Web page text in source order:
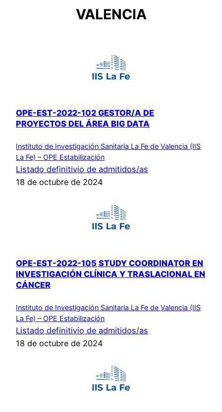
VALENCIA
OPE-EST-2022-102 GESTOR/A DE
PROYECTOS DEL ÁREA BIG DATA
Instituto de Investigación Sanitaria La Fe de Valencia (IIS
La Fe) – OPE Estabilización
Listado definitivio de admitidos/as
18 de octubre de 2024
OPE-EST-2022-105 STUDY COORDINATOR EN
INVESTIGACIÓN CLÍNICA Y TRASLACIONAL EN
CÁNCER
Instituto de Investigación Sanitaria La Fe de Valencia (IIS
La Fe) – OPE Estabilización
Listado definitivio de admitidos/as
18 de octubre de 2024